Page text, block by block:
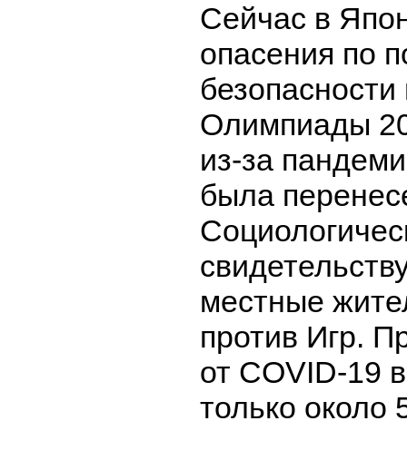
Сейчас в
опасения по
Олимпиады
из-за
была
местные
против Игр.
от COVID-19
только около